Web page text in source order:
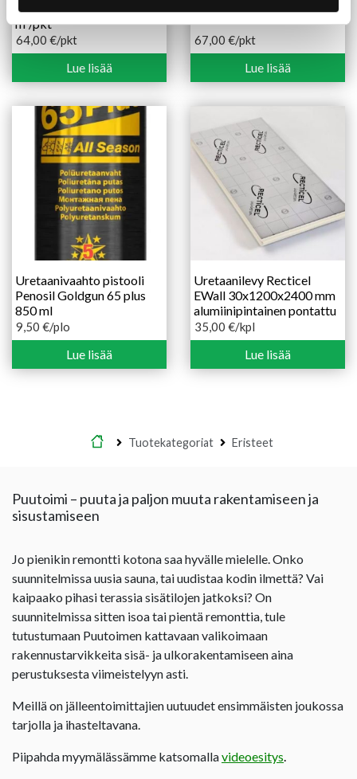
150X565X1170 mm 3,31
m²/pkt
64,00 €/pkt
Lue lisää
67,00 €/pkt
Lue lisää
Uretaanivaahto pistooli
Penosil Goldgun 65 plus
850 ml
9,50 €/plo
Lue lisää
Uretaanilevy Recticel
EWall 30x1200x2400 mm
alumiinipintainen pontattu
35,00 €/kpl
Lue lisää
Etusivu
Tuotekategoriat Eristeet
Puutoimi – puuta ja paljon muuta rakentamiseen ja
sisustamiseen
Jo pienikin remontti kotona saa hyvälle mielelle. Onko
suunnitelmissa uusia sauna, tai uudistaa kodin ilmettä? Vai
kaipaako pihasi terassia sisätilojen jatkoksi? On
suunnitelmissa sitten isoa tai pientä remonttia, tule
tutustumaan Puutoimen kattavaan valikoimaan
rakennustarvikkeita sisä- ja ulkorakentamiseen aina
perustuksesta viimeistelyyn asti.
Meillä on jälleentoimittajien uutuudet ensimmäisten joukossa
tarjolla ja ihasteltavana.
Piipahda myymälässämme katsomallavideoesitys